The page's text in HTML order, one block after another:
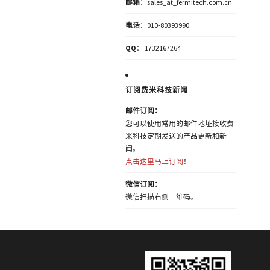
邮箱：sales_at_fermitech.com.cn
电话：010-80393990
QQ ： 1732167264
订阅费米科技新闻
邮件订阅：
您可以使用常用的邮件地址接收费
米科技定期发送的产品更新和新
闻。
点击这里马上订阅 ！
微信订阅：
微信扫描右侧二维码。